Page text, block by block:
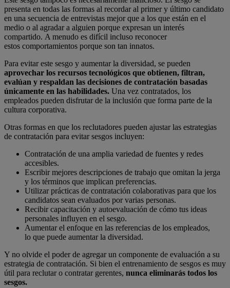
presenta en todas las formas al recordar al primer y último candidato
en una secuencia de entrevistas mejor que a los que están en el
medio o al agradar a alguien porque expresan un interés
compartido. A menudo es difícil incluso reconocer
estos comportamientos porque son tan innatos.
Para evitar este sesgo y aumentar la diversidad, se pueden
aprovechar los recursos tecnológicos que obtienen, filtran,
evalúan y respaldan las decisiones de contratación basadas
únicamente en las habilidades. Una vez contratados, los
empleados pueden disfrutar de la inclusión que forma parte de la
cultura corporativa.
Otras formas en que los reclutadores pueden ajustar las estrategias
de contratación para evitar sesgos incluyen:
Contratación de una amplia variedad de fuentes y redes
accesibles.
Escribir mejores descripciones de trabajo que omitan la jerga
y los términos que implican preferencias.
Utilizar prácticas de contratación colaborativas para que los
candidatos sean evaluados por varias personas.
Recibir capacitación y autoevaluación de cómo tus ideas
personales influyen en el sesgo.
Aumentar el enfoque en las referencias de los empleados,
lo que puede aumentar la diversidad.
Y no olvide el poder de agregar un componente de evaluación a su
estrategia de contratación. Si bien el entrenamiento de sesgos es muy
útil para reclutar o contratar gerentes, nunca eliminarás todos los
sesgos.